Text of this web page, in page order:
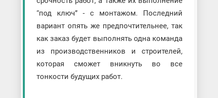
“под ключ” - с монтажом. Последний
вариант опять же предпочтительнее, так
как заказ будет выполнять одна команда
из производственников и строителей,
которая сможет вникнуть во все
тонкости будущих работ.